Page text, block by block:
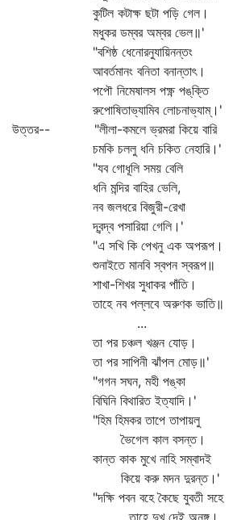
কুটিল কটাক্ষ ছটা পড়ি গেল।
মধুকর ডম্বর অম্বর ভেল॥'
"বশিষ্ঠ ধেনোরনুযায়িনন্তং
আবর্তমানং বনিতা বনান্তাৎ।
পপৌ নিমেষালস পক্ষ্ণ পঙ্‌ক্তি
রুপোষিতাভ্যামিব লোচনাভ্যাম্‌।'
উত্তর-- "লীলা-কমলে ভ্রমরা কিয়ে বারি
চমকি চললু ধনি চকিত নেহারি।'
"যব গোধূলি সময় বেলি
ধনি মন্দির বাহির ভেলি,
নব জলধরে বিজুরী-রেখা
দ্বন্দ্ব পসারিয়া গেলি।'
"এ সখি কি পেখনু এক অপরূপ।
শুনাইতে মানবি স্বপন স্বরূপ॥
শাখা-শিখর সুধাকর পাঁতি।
তাহে নব পল্লবে অরুণক ভাতি॥
...
তা পর চঞ্চল খঞ্জন যোড়।
তা পর সাপিনী ঝাঁপল মোড়॥'
"গগন সঘন, মহী পঙ্কা
বিঘিনি বিথারিত ইত্যাদি।'
"হিম হিমকর তাপে তাপায়লু
ভৈগেল কাল বসন্ত।
কান্ত কাক মুখে নাহি সম্বাদই
কিয়ে করু মদন দুরন্ত।'
"দক্ষি পবন বহে কৈছে যুবতী সহে
তাহে দুখ দেই অনঙ্গ।